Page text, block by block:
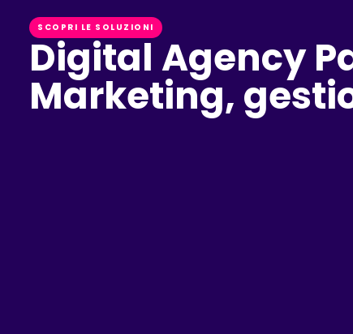
SCOPRI LE SOLUZIONI
Digital Agency
Marketing,